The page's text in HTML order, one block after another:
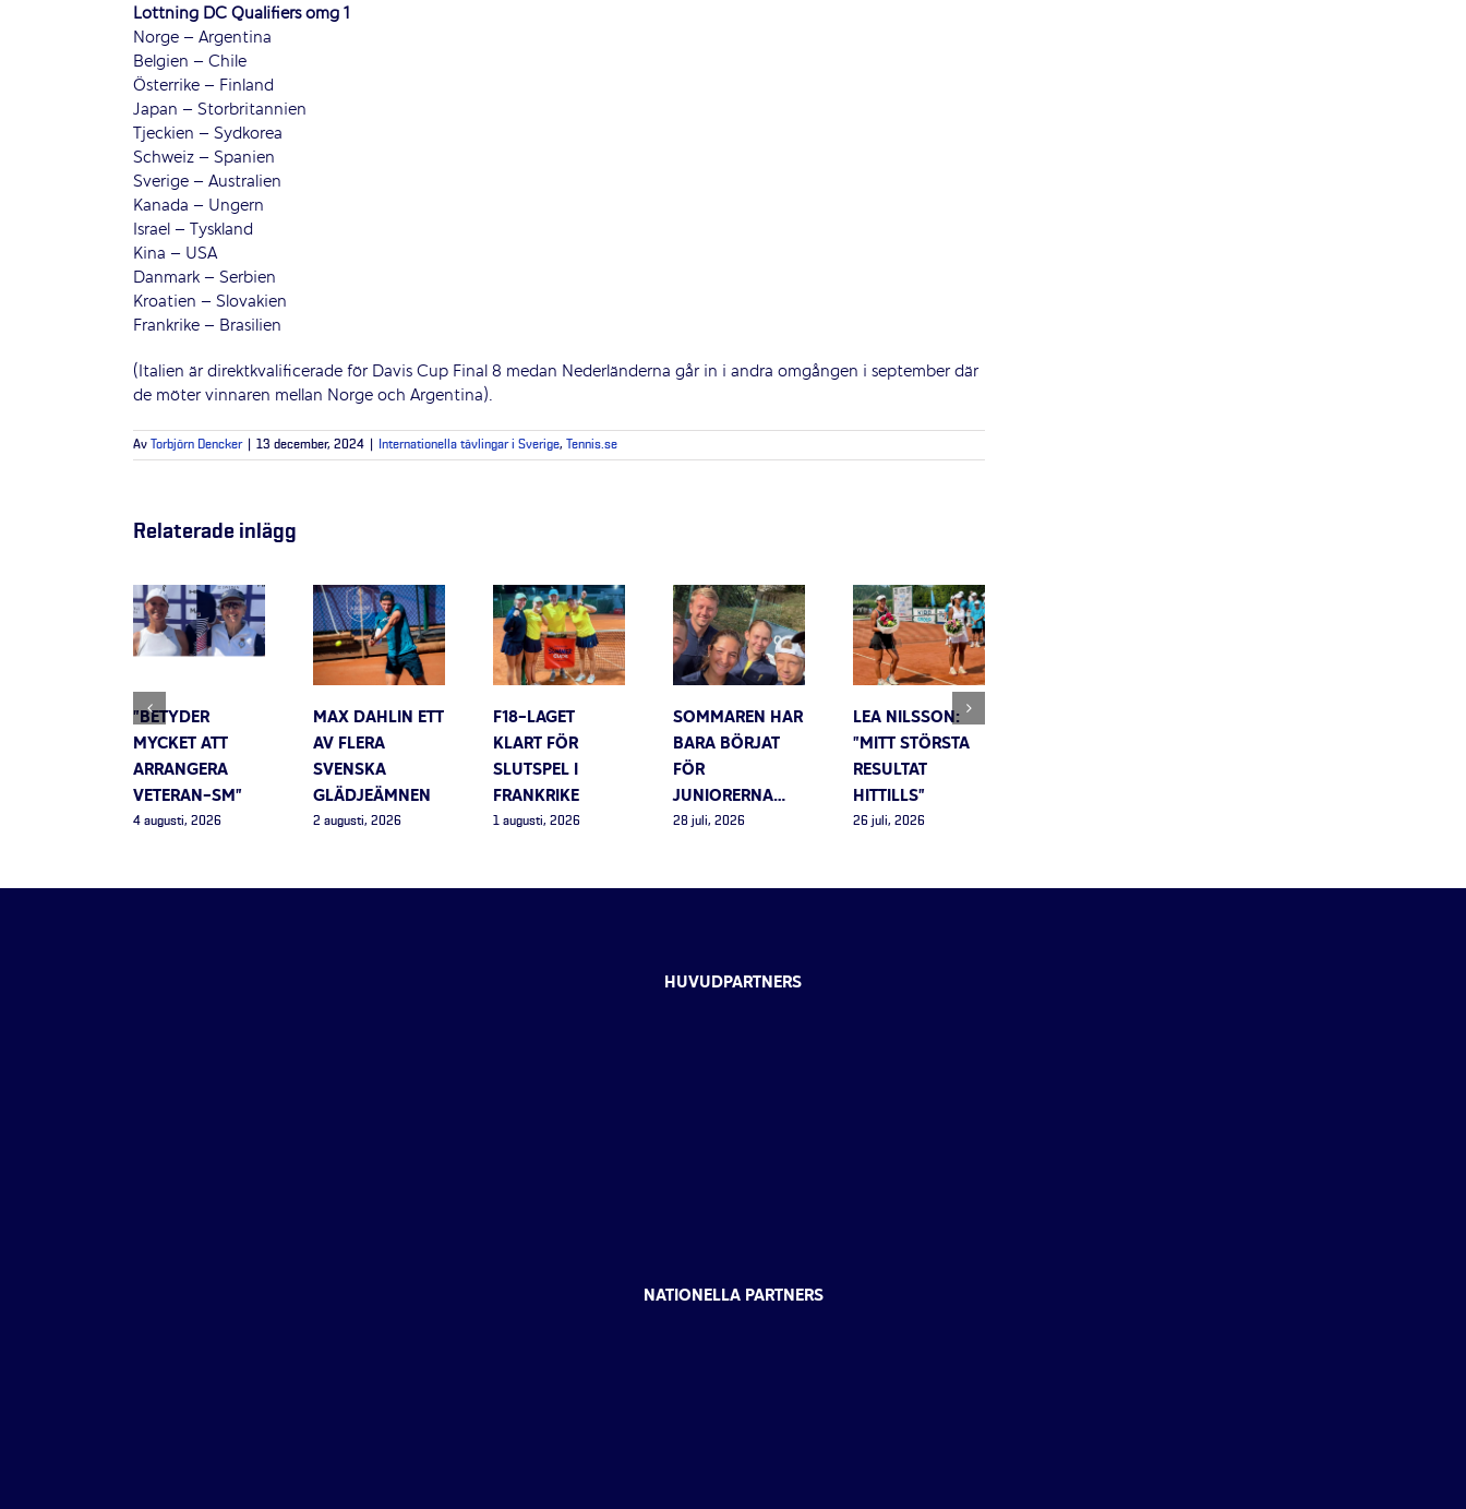
Lottning DC Qualifiers omg 1
Norge – Argentina
Belgien – Chile
Österrike – Finland
Japan – Storbritannien
Tjeckien – Sydkorea
Schweiz – Spanien
Sverige – Australien
Kanada – Ungern
Israel – Tyskland
Kina – USA
Danmark – Serbien
Kroatien – Slovakien
Frankrike – Brasilien
(Italien är direktkvalificerade för Davis Cup Final 8 medan Nederländerna går in i andra omgången i september där
de möter vinnaren mellan Norge och Argentina).
Av Torbjörn Dencker 13 december, 2024 Internationella tävlingar i Sverige, Tennis.se
Relaterade inlägg
”BETYDER
MYCKET ATT
ARRANGERA
VETERAN-SM”
4 augusti, 2026
MAX DAHLIN ETT
AV FLERA
SVENSKA
GLÄDJEÄMNEN
2 augusti, 2026
F18-LAGET
KLART FÖR
SLUTSPEL I
FRANKRIKE
1 augusti, 2026
SOMMAREN HAR
BARA BÖRJAT
FÖR
JUNIORERNA…
28 juli, 2026
LEA NILSSON:
”MITT STÖRSTA
RESULTAT
HITTILLS”
26 juli, 2026
HUVUDPARTNERS
NATIONELLA PARTNERS